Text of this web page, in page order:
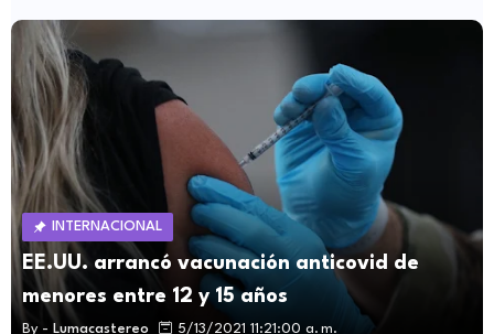
INTERNACIONAL
EE.UU. arrancó vacunación anticovid de
menores entre 12 y 15 años
By - Lumacastereo 5/13/2021 11:21:00 a. m.